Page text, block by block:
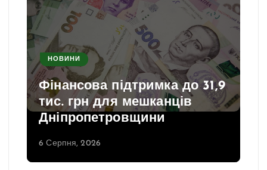
НОВИНИ
Фінансова підтримка до 31,9
тис. грн для мешканців
Дніпропетровщини
6 Серпня, 2026